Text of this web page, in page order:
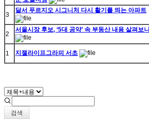
3
달서 푸르지오 시그니처 다시 활기를 띄는 아파트
2
서울시장 후보, ‘5대 공약’ 속 부동산 내용 살펴보니
1 지젤라이프그라피 서초
검색